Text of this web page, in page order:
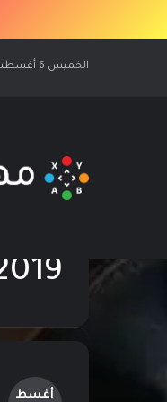
الخميس 6 أغسطس 2026
أغسط